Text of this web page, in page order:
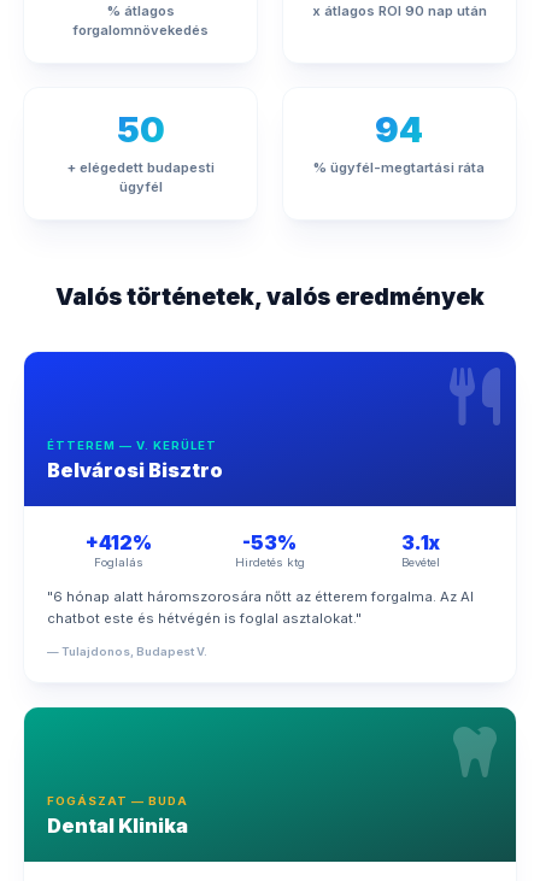
% átlagos
forgalomnövekedés
x átlagos ROI 90 nap után
50
+ elégedett budapesti
ügyfél
94
% ügyfél-megtartási ráta
Valós történetek, valós eredmények
ÉTTEREM — V. KERÜLET
Belvárosi Bisztro
+412%
Foglalás
-53%
Hirdetés ktg
3.1x
Bevétel
"6 hónap alatt háromszorosára nőtt az étterem forgalma. Az AI
chatbot este és hétvégén is foglal asztalokat."
— Tulajdonos, Budapest V.
FOGÁSZAT — BUDA
Dental Klinika